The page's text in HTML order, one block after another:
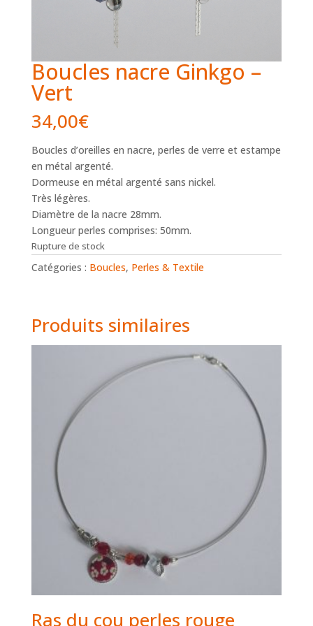
Boucles nacre Ginkgo –
Vert
34,00€
Boucles d’oreilles en nacre, perles de verre et estampe
en métal argenté.
Dormeuse en métal argenté sans nickel.
Très légères.
Diamètre de la nacre 28mm.
Longueur perles comprises: 50mm.
Rupture de stock
Catégories : Boucles, Perles & Textile
Produits similaires
Ras du cou perles rouge